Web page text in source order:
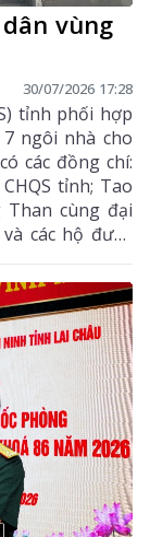
vùng
30/07/2026 17:28
tỉnh phối hợp
ngôi nhà cho
các đồng chí:
tỉnh; Tao
cùng đại
các hộ được